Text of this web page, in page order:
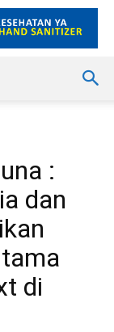
:
dan
di